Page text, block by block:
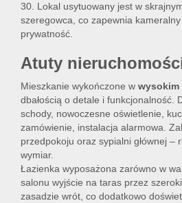
30. Lokal usytuowany jest w
szeregowca, co zapewnia
prywatność.
Atuty
Mieszkanie wykończone w wysokim
dbałością o detale i funkcjonalność.
schody, nowoczesne oświetlenie,
zamówienie, instalacja alarmowa.
przedpokoju oraz sypialni głównej –
wymiar.
Łazienka wyposażona zarówno w
salonu wyjście na taras przez
zasadzie wrót, co dodatkowo